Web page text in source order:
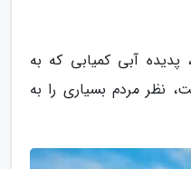
پدیده آبی کمیابی که به
نظر مردم بسیاری را به